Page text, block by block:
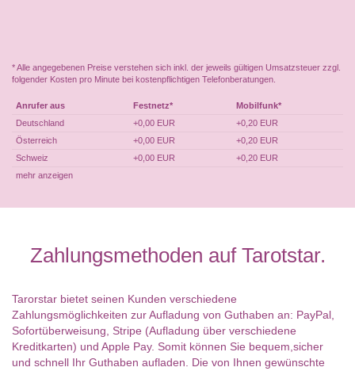
* Alle angegebenen Preise verstehen sich inkl. der jeweils gültigen Umsatzsteuer zzgl.
folgender Kosten pro Minute bei kostenpflichtigen Telefonberatungen.
Anrufer aus Festnetz*
Mobilfunk*
Deutschland
+0,00 EUR
+0,20 EUR
Österreich
+0,00 EUR
+0,20 EUR
Schweiz
+0,00 EUR
+0,20 EUR
mehr anzeigen
Zahlungsmethoden auf Tarotstar.
Tarorstar bietet seinen Kunden verschiedene
Zahlungsmöglichkeiten zur Aufladung von Guthaben an: PayPal,
Sofortüberweisung, Stripe (Aufladung über verschiedene
Kreditkarten) und Apple Pay. Somit können Sie bequem,sicher
und schnell Ihr Guthaben aufladen. Die von Ihnen gewünschte